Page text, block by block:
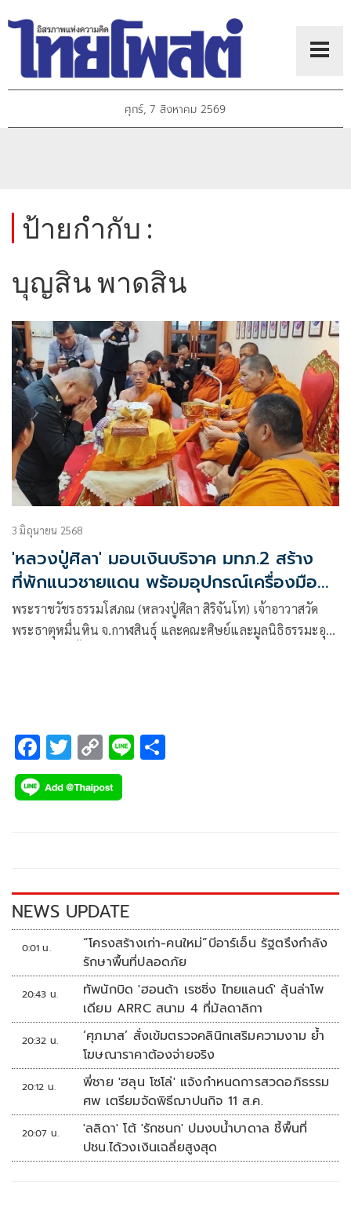
ศุกร์, 7 สิงหาคม 2569
ป้ายกำกับ :
บุญสิน พาดสิน
3 มิถุนายน 2568
'หลวงปู่ศิลา' มอบเงินบริจาค มทภ.2 สร้าง
ที่พักแนวชายแดน พร้อมอุปกรณ์เครื่องมือ
ภายในฐาน
พระราชวัชรธรรมโสภณ (หลวงปู่ศิลา สิริจันโท) เจ้าอาวาสวัด
พระธาตุหมื่นหิน จ.กาฬสินธุ์ และคณะศิษย์และมูลนิธิธรรมะอุท
F
ac
e
k
T
wi
tt
C
o
p
k
Li
NEWS UPDATE
0:01 น.
“โครงสร้างเก่า-คนใหม่”บีอาร์เอ็น รัฐตรึงกำลัง
รักษาพื้นที่ปลอดภัย
20:43 น.
ทัพนักบิด 'ฮอนด้า เรซซิ่ง ไทยแลนด์' ลุ้นล่าโพ
เดียม ARRC สนาม 4 ที่มัลดาลิกา
20:32 น.
‘ศุภมาส’ สั่งเข้มตรวจคลินิกเสริมความงาม ย้ำ
โฆษณาราคาต้องจ่ายจริง
20:12 น.
พี่ชาย 'ฮลุน โซโล่' แจ้งกำหนดการสวดอภิธรรม
ศพ เตรียมจัดพิธีฌาปนกิจ 11 ส.ค.
20:07 น.
'ลลิดา' โต้ 'รักชนก' ปมงบน้ำบาดาล ชี้พื้นที่
ปชน.ได้วงเงินเฉลี่ยสูงสุด